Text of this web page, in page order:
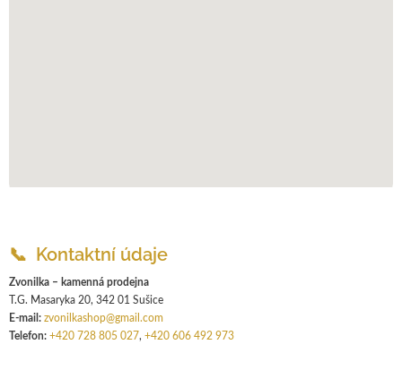
📞 Kontaktní údaje
Zvonilka – kamenná prodejna
T.G. Masaryka 20, 342 01 Sušice
E-mail: zvonilkashop@gmail.com
Telefon: +420 728 805 027, +420 606 492 973